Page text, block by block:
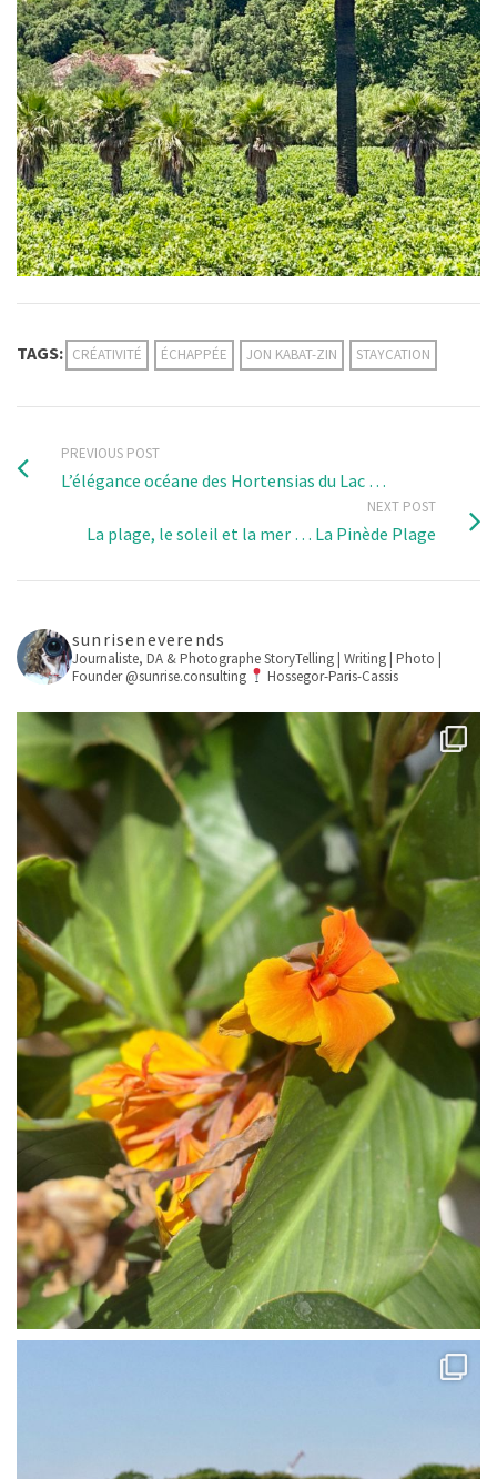
TAGS: CRÉATIVITÉ ÉCHAPPÉE JON KABAT-ZIN STAYCATION
PREVIOUS POST
L’élégance océane des Hortensias du Lac …
NEXT POST
La plage, le soleil et la mer … La Pinède Plage
sunriseneverends
Journaliste, DA & PhotographeStoryTelling | Writing | Photo |
Founder @sunrise.consulting
Hossegor-Paris-Cassis